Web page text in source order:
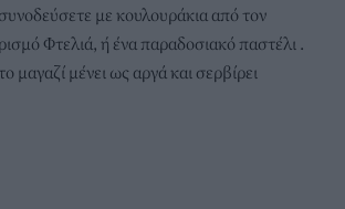
με κουλουράκια από τον
Φτελιά, ή ένα παραδοσιακό παστέλι .
μαγαζί μένει ως αργά και σερβίρει